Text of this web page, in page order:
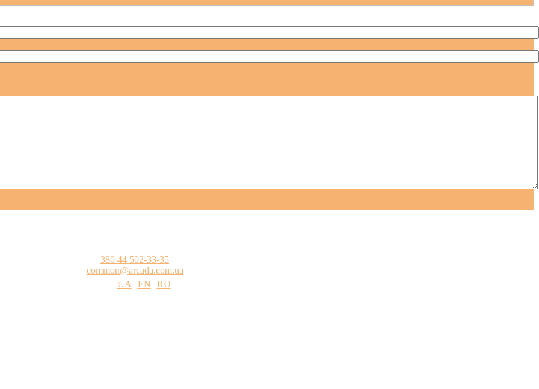
380 44 502-33-35
common@arcada.com.ua
UA
EN
RU